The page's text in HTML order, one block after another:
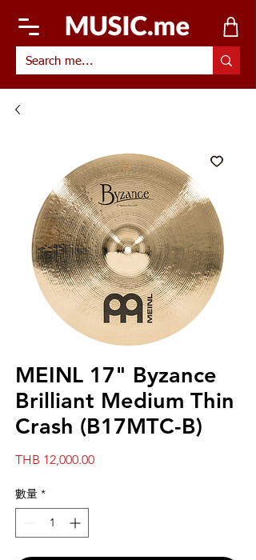
MEINL 17" Byzance
Brilliant Medium Thin
Crash (B17MTC-B)
THB 12,000.00價
數量 *